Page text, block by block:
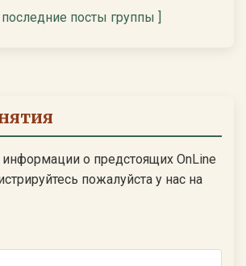
последние посты группы ]
о предстоящих OnLine
пожалуйста у нас на